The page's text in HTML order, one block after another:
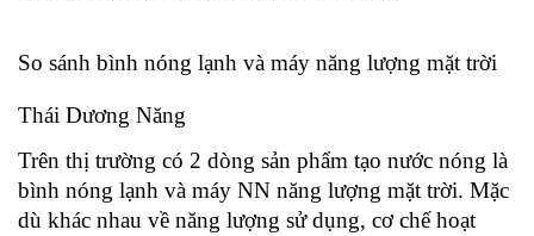
So sánh bình nóng lạnh và máy năng lượng mặt trời
Thái Dương Năng
Trên thị trường có 2 dòng sản phẩm tạo nước nóng là
bình nóng lạnh và máy NN năng lượng mặt trời. Mặc
dù khác nhau về năng lượng sử dụng, cơ chế hoạt